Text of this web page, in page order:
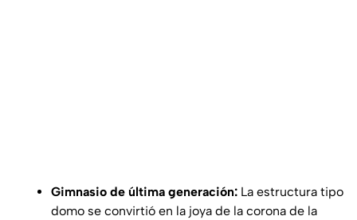
Gimnasio de última generación: La estructura tipo
domo se convirtió en la joya de la corona de la